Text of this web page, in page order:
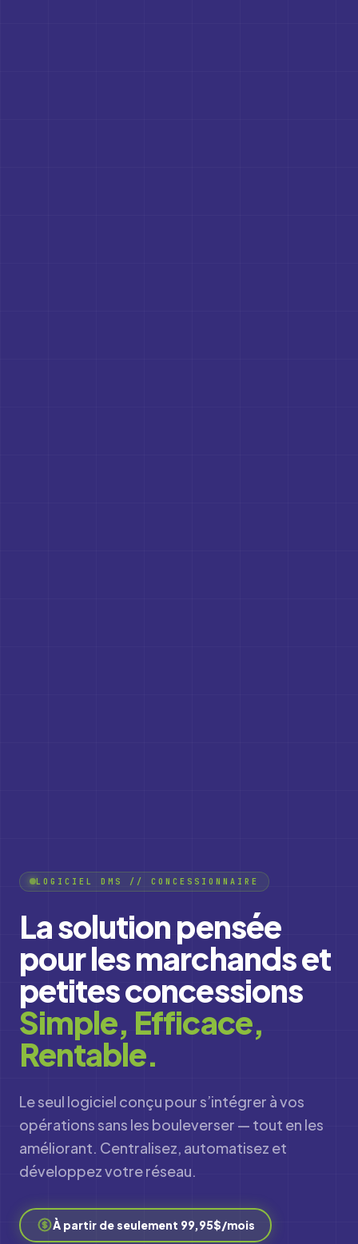
LOGICIEL DMS // CONCESSIONNAIRE
La solution pensée
pour les marchands et
petites concessions
Simple, Efficace,
Rentable.
Le seul logiciel conçu pour s’intégrer à vos
opérations sans les bouleverser — tout en les
améliorant. Centralisez, automatisez et
développez votre réseau.
À partir de seulement 99,95$/mois